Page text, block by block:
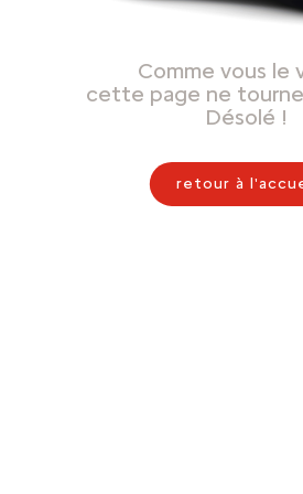
Comme vous le
cette page ne
Désolé !
retour à